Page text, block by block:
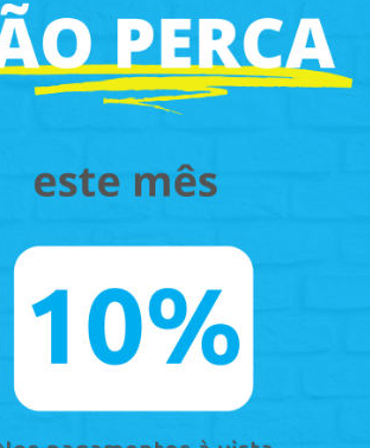
Fotografia
Bico